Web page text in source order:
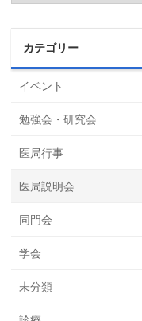
カ
カテゴリー
イベント
勉強会・研究会
医局行事
医局説明会
同門会
学会
未分類